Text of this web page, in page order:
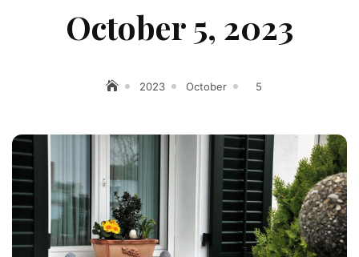
October 5, 2023
2023 October 5